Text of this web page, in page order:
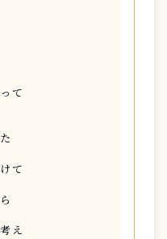
て
て
え